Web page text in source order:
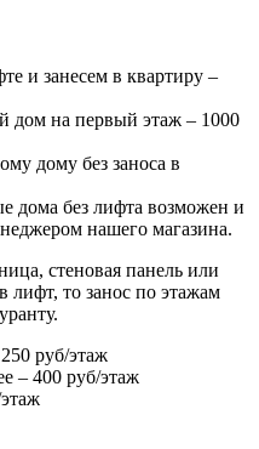
и занесем в квартиру –
дом на первый этаж – 1000
дому без заноса в
дома без лифта возможен и
нашего магазина.
стеновая панель или
лифт, то занос по этажам
руб/этаж
– 400 руб/этаж